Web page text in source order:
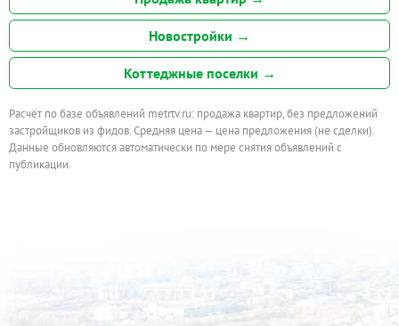
Новостройки →
Коттеджные поселки →
Расчёт по базе объявлений metrtv.ru: продажа квартир, без предложений
застройщиков из фидов. Средняя цена — цена предложения (не сделки).
Данные обновляются автоматически по мере снятия объявлений с
публикации.